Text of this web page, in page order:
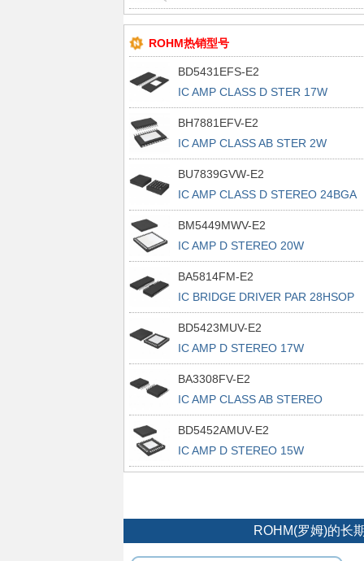
15M
ROHM热销型号
BD5431EFS-E2
IC AMP CLASS D STER 17W
44HTSSOP
BH7881EFV-E2
IC AMP CLASS AB STER 2W
24HTSSOP
BU7839GVW-E2
IC AMP CLASS D STEREO 24BGA
BM5449MWV-E2
IC AMP D STEREO 20W
UQFN056V7070
BA5814FM-E2
IC BRIDGE DRIVER PAR 28HSOP
BD5423MUV-E2
IC AMP D STEREO 17W
VQFN048V7070
BA3308FV-E2
IC AMP CLASS AB STEREO
14SSOPB
BD5452AMUV-E2
IC AMP D STEREO 15W
VQFN032V5050
ROHM(罗姆)的长